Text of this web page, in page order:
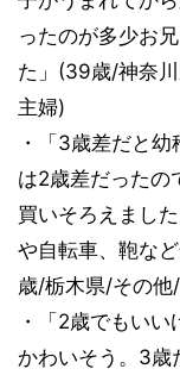
ったのが多少お
た」(39歳/神奈
主婦)
・「3歳差だと
は2歳差だったの
買いそろえまし
や自転車、鞄な
歳/栃木県/その他
・「2歳でもい
かわいそう。3歳